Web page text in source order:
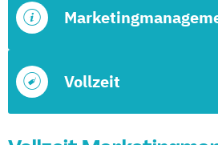
Vollzeit